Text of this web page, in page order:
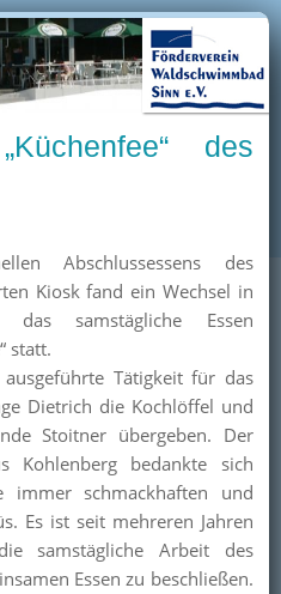
des
Abschlussessens des
Kiosk fand ein Wechsel in
samstägliche Essen
statt.
Tätigkeit für das
Dietrich die Kochlöffel und
Stoitner übergeben. Der
Kohlenberg bedankte sich
schmackhaften und
Es ist seit mehreren Jahren
samstägliche Arbeit des
Essen zu beschließen.